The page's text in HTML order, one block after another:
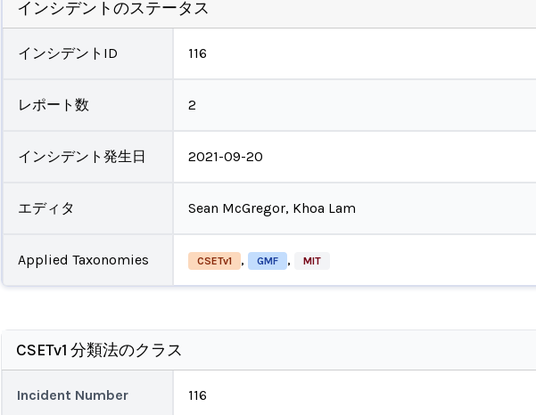
インシデントのステータス
インシデントID 116
レポート数 2
インシデント発生日 2021-09-20
エディタ Sean McGregor, Khoa Lam
Applied Taxonomies CSETv1 , GMF , MIT
CSETv1 分類法のクラス
Incident Number 116